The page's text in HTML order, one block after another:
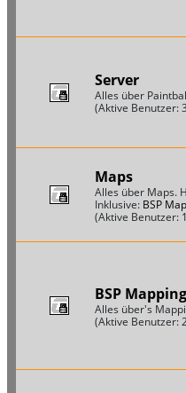
Server
Alles über
(Aktive Benutzer:
Maps
Alles über Maps.
Inklusive: BSP
(Aktive Benutzer:
BSP
Alles über's
(Aktive Benutzer: